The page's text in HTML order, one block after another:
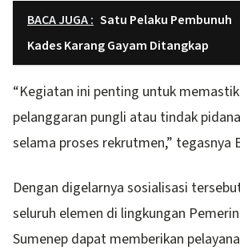
BACA JUGA : Satu Pelaku Pembunuh
Kades Karang Gayam Ditangkap
“Kegiatan ini penting untuk
pelanggaran pungli atau tindak
selama proses rekrutmen,” tegasnya
Dengan digelarnya sosialisasi
seluruh elemen di lingkungan
Sumenep dapat memberikan